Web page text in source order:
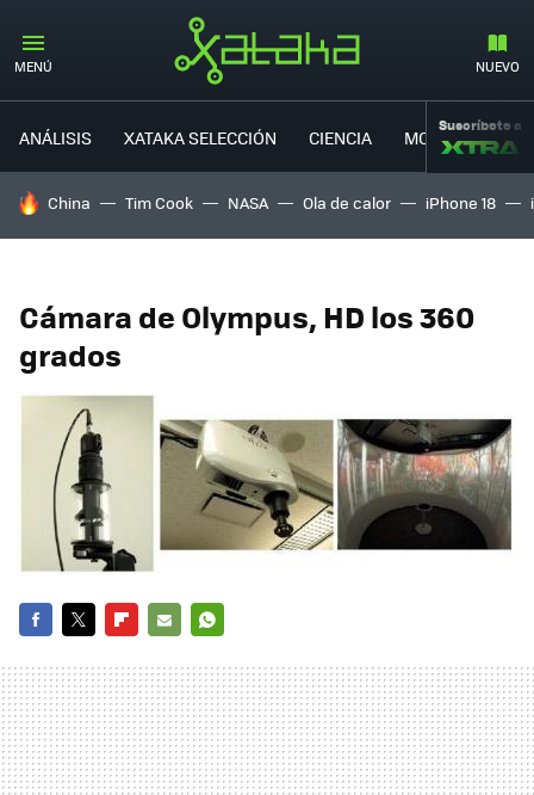
MENÚ NUEVO
ANÁLISIS XATAKA SELECCIÓN CIENCIA MOVILIDAD
Suscríbete a
HOY SE HABLA DE
China Tim Cook NASA Ola de calor iPhone 18
Cámara de Olympus, HD los 360
grados
MAIL